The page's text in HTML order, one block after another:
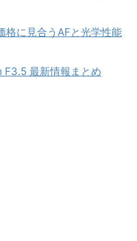
に見合うAFと光学性能
最新情報まとめ